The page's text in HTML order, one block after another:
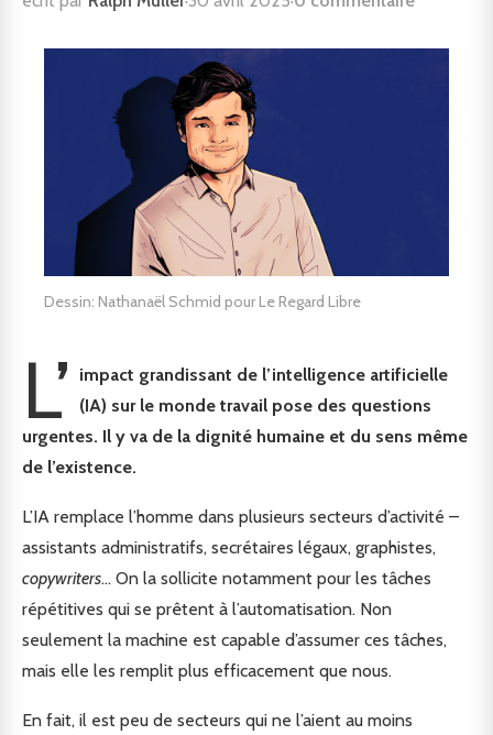
Dessin: Nathanaël Schmid pour Le Regard Libre
L’
impact grandissant de l’intelligence artificielle
(IA) sur le monde travail pose des questions
urgentes. Il y va de la dignité humaine et du sens même
de l’existence.
L’IA remplace l’homme dans plusieurs secteurs d’activité –
assistants administratifs, secrétaires légaux, graphistes,
copywriters… On la sollicite notamment pour les tâches
répétitives qui se prêtent à l’automatisation. Non
seulement la machine est capable d’assumer ces tâches,
mais elle les remplit plus efficacement que nous.
En fait, il est peu de secteurs qui ne l’aient au moins